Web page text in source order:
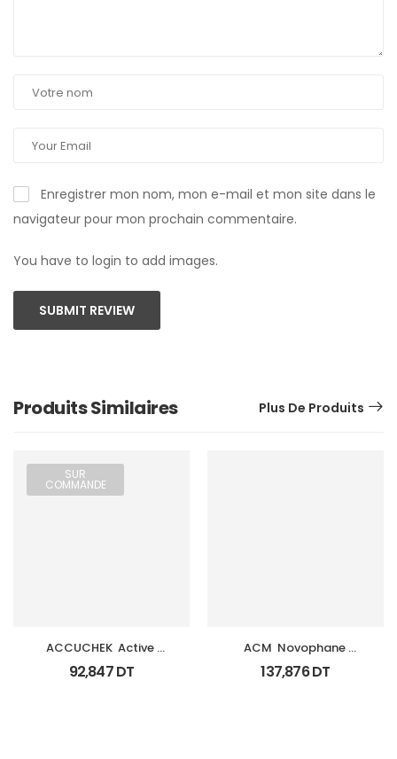
Enregistrer mon nom, mon e-mail et mon site dans le
navigateur pour mon prochain commentaire.
You have to login to add images.
SUBMIT REVIEW
Produits Similaires Plus De Produits
SUR
COMMANDE
ACCUCHEK  Active
Coffret 110
Bandlettes+Appareil
92,847DT
ACM  Novophane
Coffret Anti Chute
(Lotion+Shp+Cp)
137,876DT